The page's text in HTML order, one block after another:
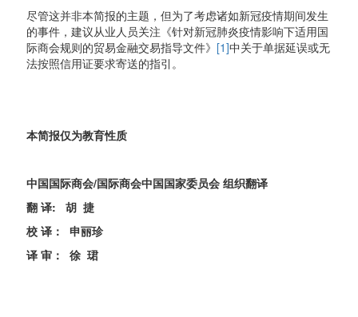
尽管这并非本简报的主题，但为了考虑诸如新冠疫情期间发生
的事件，建议从业人员关注《针对新冠肺炎疫情影响下适用国
际商会规则的贸易金融交易指导文件》 [1]中关于单据延误或无
法按照信用证要求寄送的指引。
本简报仅为教育性质
中国国际商会/国际商会中国国家委员会 组织翻译
翻 译: 胡 捷
校 译： 申丽珍
译 审： 徐 珺